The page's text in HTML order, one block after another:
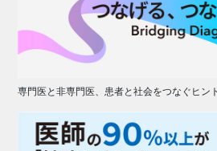
専門医と非専門医、患者と社会をつなぐヒン